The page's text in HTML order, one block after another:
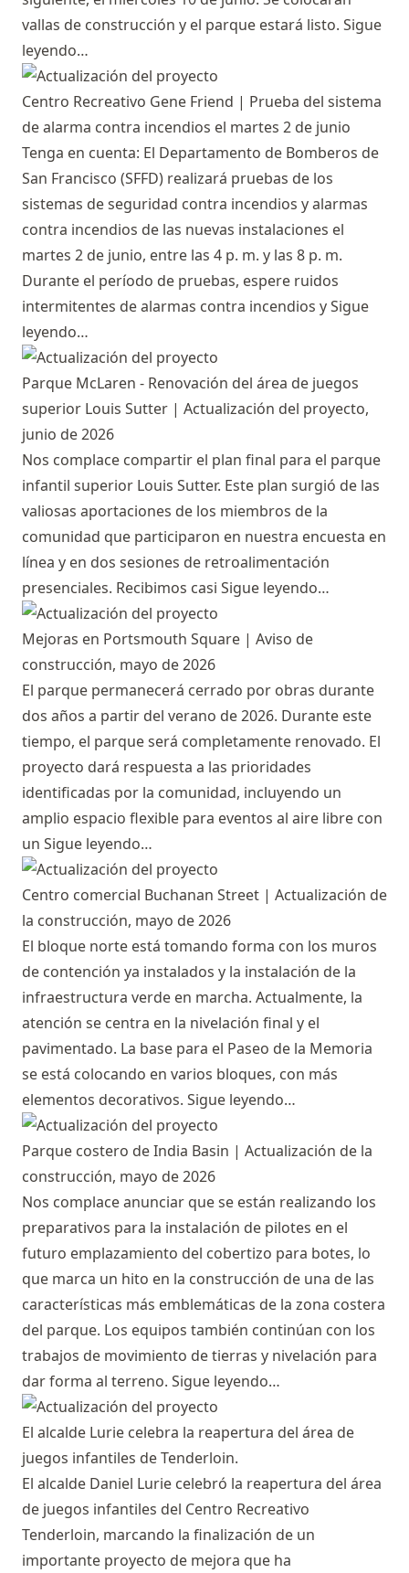
vallas de construcción y el parque estará listo. Sigue
leyendo…
Centro Recreativo Gene Friend | Prueba del sistema
de alarma contra incendios el martes 2 de junio
Tenga en cuenta: El Departamento de Bomberos de
San Francisco (SFFD) realizará pruebas de los
sistemas de seguridad contra incendios y alarmas
contra incendios de las nuevas instalaciones el
martes 2 de junio, entre las 4 p. m. y las 8 p. m.
Durante el período de pruebas, espere ruidos
intermitentes de alarmas contra incendios ySigue
leyendo…
Parque McLaren - Renovación del área de juegos
superior Louis Sutter | Actualización del proyecto,
junio de 2026
Nos complace compartir el plan final para el parque
infantil superior Louis Sutter. Este plan surgió de las
valiosas aportaciones de los miembros de la
comunidad que participaron en nuestra encuesta en
línea y en dos sesiones de retroalimentación
presenciales. Recibimos casi Sigue leyendo…
Mejoras en Portsmouth Square | Aviso de
construcción, mayo de 2026
El parque permanecerá cerrado por obras durante
dos años a partir del verano de 2026. Durante este
tiempo, el parque será completamente renovado. El
proyecto dará respuesta a las prioridades
identificadas por la comunidad, incluyendo un
amplio espacio flexible para eventos al aire libre con
un Sigue leyendo…
Centro comercial Buchanan Street | Actualización de
la construcción, mayo de 2026
El bloque norte está tomando forma con los muros
de contención ya instalados y la instalación de la
infraestructura verde en marcha. Actualmente, la
atención se centra en la nivelación final y el
pavimentado. La base para el Paseo de la Memoria
se está colocando en varios bloques, con más
elementos decorativos. Sigue leyendo…
Parque costero de India Basin | Actualización de la
construcción, mayo de 2026
Nos complace anunciar que se están realizando los
preparativos para la instalación de pilotes en el
futuro emplazamiento del cobertizo para botes, lo
que marca un hito en la construcción de una de las
características más emblemáticas de la zona costera
del parque. Los equipos también continúan con los
trabajos de movimiento de tierras y nivelación para
dar forma al terreno. Sigue leyendo…
El alcalde Lurie celebra la reapertura del área de
juegos infantiles de Tenderloin.
El alcalde Daniel Lurie celebró la reapertura del área
de juegos infantiles del Centro Recreativo
Tenderloin, marcando la finalización de un
importante proyecto de mejora que ha